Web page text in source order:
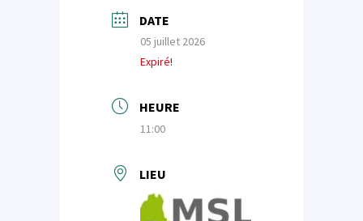
DATE
05 juillet 2026
Expiré!
HEURE
11:00
LIEU